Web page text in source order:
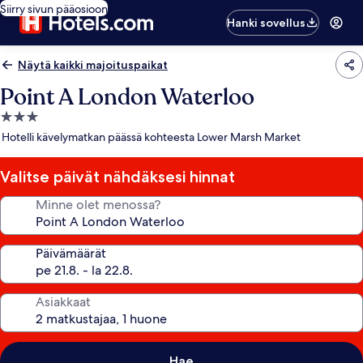
Siirry sivun pääosioon
Hanki sovellus
Näytä kaikki majoituspaikat
Point A London Waterloo
3.0
tähden
Hotelli kävelymatkan päässä kohteesta Lower Marsh Market
Valitse päivät nähdäksesi hinnat
Minne olet menossa?
Päivämäärät
Asiakkaat